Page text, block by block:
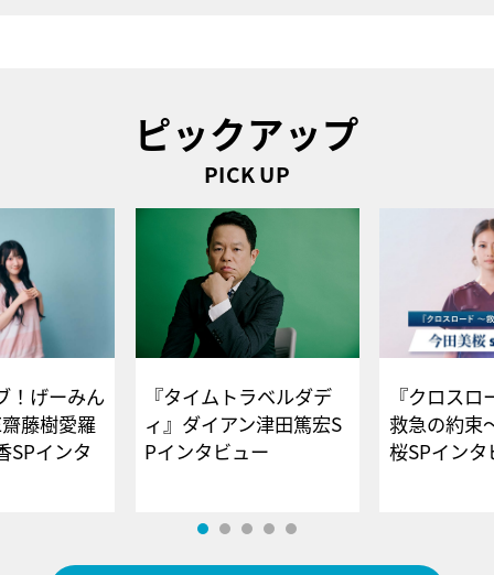
ピックアップ
PICK UP
！げーみん
藤樹愛羅
SPインタ
『タイムトラベルダデ
ィ』ダイアン津田篤宏S
Pインタビュー
『クロス
救急の約束
桜SPイ